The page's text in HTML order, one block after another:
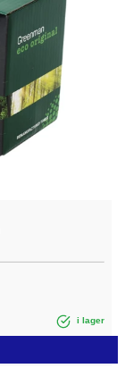
i lager